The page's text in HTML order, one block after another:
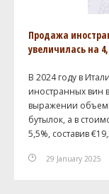
Продажа
увеличилась на
В 2024 году в
иностранных вин
выражении
бутылок, а в
5,5%, составив
29 January 2025